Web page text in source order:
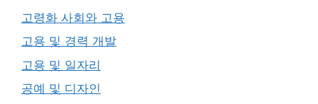
고령화 사회와 고용
고용 및 경력 개발
고용 및 일자리
공예 및 디자인